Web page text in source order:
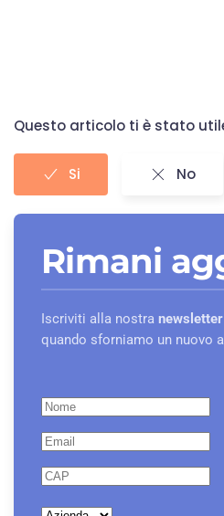
Questo articolo ti è stato
Si No
Rimani
Iscriviti alla nostra newsletter
quando sforniamo un nuovo